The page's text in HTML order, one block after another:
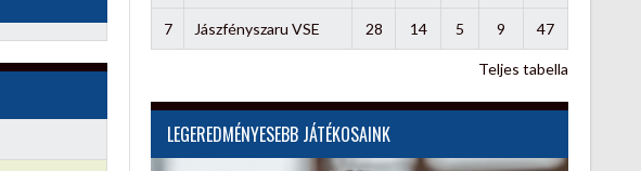
7 Jászfényszaru VSE 28 14 5 9 47
Teljes tabella
LEGEREDMÉNYESEBB JÁTÉKOSAINK